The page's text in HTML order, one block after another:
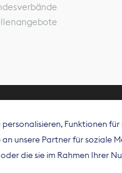
Bundesverband
die
und auf EU-
Funktionen
unsere Partner für soziale
die sie im Rahmen Ihrer